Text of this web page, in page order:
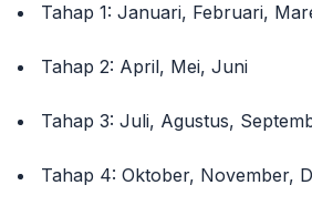
Tahap 1: Januari, Februari,
Tahap 2: April, Mei, Juni
Tahap 3: Juli, Agustus,
Tahap 4: Oktober, November,